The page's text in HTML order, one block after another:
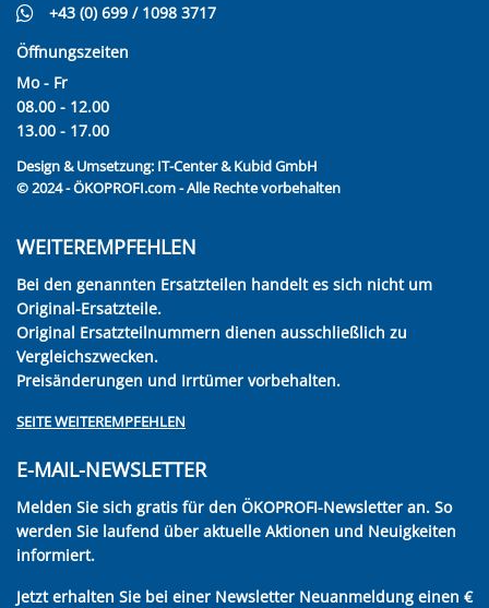
+43 (0) 699 / 1098 3717
Öffnungszeiten
Mo - Fr
08.00 - 12.00
13.00 - 17.00
Design & Umsetzung: IT-Center & Kubid GmbH
© 2024 - ÖKOPROFI.com - Alle Rechte vorbehalten
WEITEREMPFEHLEN
Bei den genannten Ersatzteilen handelt es sich nicht um
Original-Ersatzteile.
Original Ersatzteilnummern dienen ausschließlich zu
Vergleichszwecken.
Preisänderungen und Irrtümer vorbehalten.
SEITE WEITEREMPFEHLEN
E-MAIL-NEWSLETTER
Melden Sie sich gratis für den ÖKOPROFI-Newsletter an. So
werden Sie laufend über aktuelle Aktionen und Neuigkeiten
informiert.
Jetzt erhalten Sie bei einer Newsletter Neuanmeldung einen €